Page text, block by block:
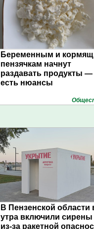
Беременным и
пензячкам начнут
раздавать продукты —
есть нюансы
В Пензенской области
утра включили сирены
из-за ракетной